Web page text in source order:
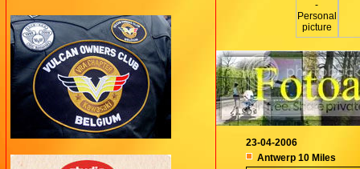
23-04-2006
Antwerp 10 Miles